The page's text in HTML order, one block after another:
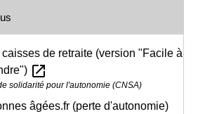
de retraite (version "Facile à
open_in_new
solidarité pour l'autonomie (CNSA)
âgées.fr (perte d'autonomie)